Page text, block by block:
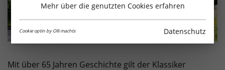
Mit über 65 Jahren Geschichte gilt der Klassiker
Mehr über die genutzten Cookies erfahren
Cookie optin by Olli machts Datenschutz